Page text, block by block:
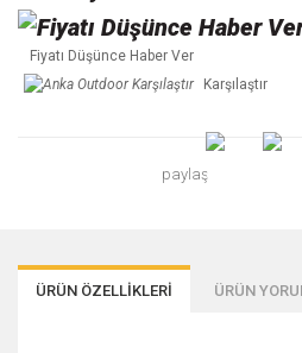
Fiyatı Düşünce Haber Ver
Karşılaştır
paylaş
ÜRÜN ÖZELLİKLERİ ÜRÜN